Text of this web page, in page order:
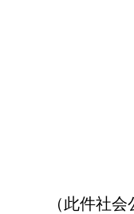
（此件社会